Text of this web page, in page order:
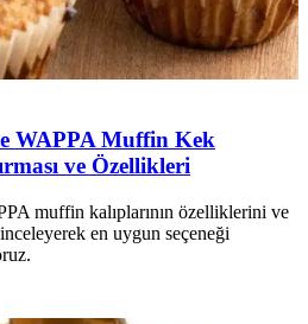
WAPPA Muffin Kek
ve Özellikleri
muffin kalıplarının özelliklerini ve
en uygun seçeneği